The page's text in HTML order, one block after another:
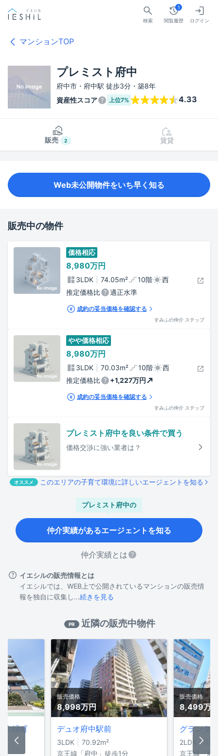
検索 閲覧履歴
1
ログイン
マンションTOP
プレミスト府中
府中市・府中駅 徒歩3分・築8年
資産性スコア
上位7% 4.33
販売 2 賃貸
Web未公開物件をいち早く知る
販売中の物件
価格相応
8,980万円
3LDK 74.05m² 10階
西
推定価格比
適正水準
成約の妥当価格を確認する
すみふの仲介 ステップ
やや価格相応
8,980万円
3LDK 70.03m² 10階
西
推定価格比
+1,227万円
成約の妥当価格を確認する
すみふの仲介 ステップ
プレミスト府中を良い条件で買う
価格交渉に強い業者は？
オススメ このエリアの子育て環境に詳しいエージェントを知る
プレミスト府中の
仲介実績があるエージェントを知る
仲介実績とは
イエシルの販売情報とは
イエシルでは、WEB上で公開されているマンションの販売情
報を独自に収集し...続きを見る
PR 近隣の販売中物件
中緑町
販売価格
8,998万円
デュオ府中駅前
3LDK 70.92m²
京王線「府中」徒歩1分
販売価格
8,499万
2LDK
京王線「府